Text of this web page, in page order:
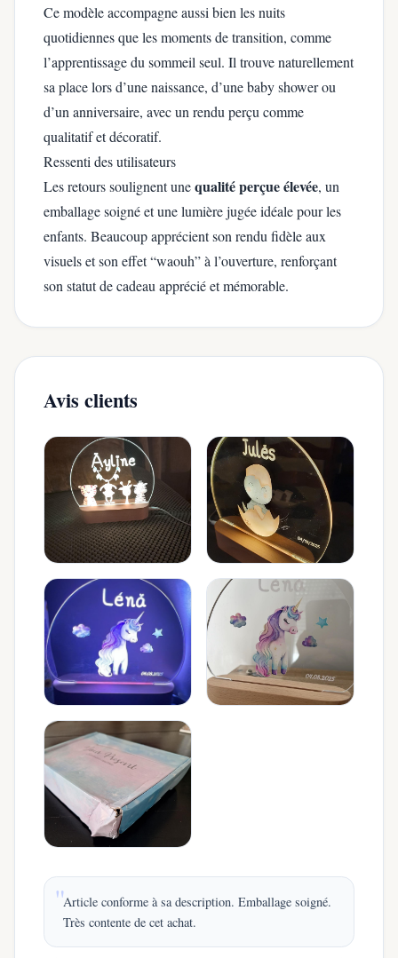
Ce modèle accompagne aussi bien les nuits
quotidiennes que les moments de transition, comme
l’apprentissage du sommeil seul. Il trouve naturellement
sa place lors d’une naissance, d’une baby shower ou
d’un anniversaire, avec un rendu perçu comme
qualitatif et décoratif.
Ressenti des utilisateurs
Les retours soulignent unequalité perçue élevée, un
emballage soigné et une lumière jugée idéale pour les
enfants. Beaucoup apprécient son rendu fidèle aux
visuels et son effet “waouh” à l’ouverture, renforçant
son statut de cadeau apprécié et mémorable.
Avis clients
Article conforme à sa description. Emballage soigné.
Très contente de cet achat.